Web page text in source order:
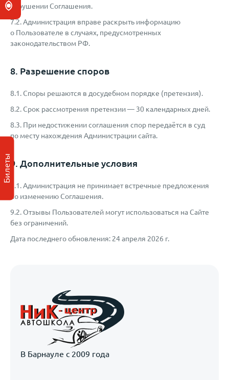
Билеты
нарушении Соглашения.
7.2. Администрация вправе раскрыть информацию
о Пользователе в случаях, предусмотренных
законодательством РФ.
8. Разрешение споров
8.1. Споры решаются в досудебном порядке (претензия).
8.2. Срок рассмотрения претензии — 30 календарных дней.
8.3. При недостижении соглашения спор передаётся в суд
по месту нахождения Администрации сайта.
9. Дополнительные условия
9.1. Администрация не принимает встречные предложения
по изменению Соглашения.
9.2. Отзывы Пользователей могут использоваться на Сайте
без ограничений.
Дата последнего обновления: 24 апреля 2026 г.
В Барнауле с 2009 года